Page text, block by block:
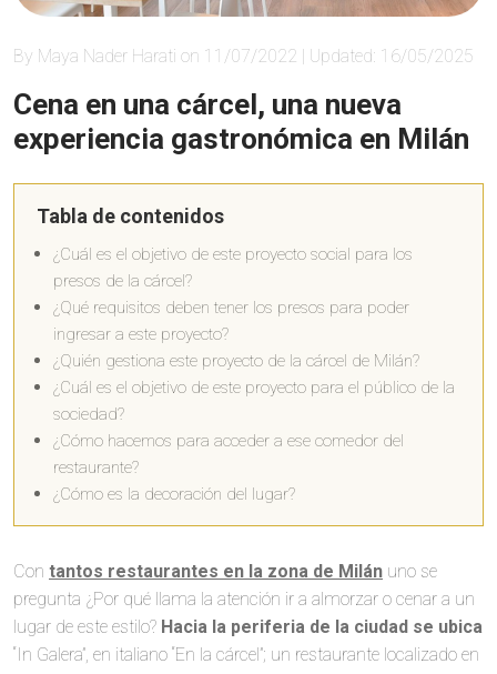
By Maya Nader Harati on 11/07/2022 | Updated: 16/05/2025
Cena en una cárcel, una nueva
experiencia gastronómica en Milán
Tabla de contenidos
¿Cuál es el objetivo de este proyecto social para los
presos de la cárcel?
¿Qué requisitos deben tener los presos para poder
ingresar a este proyecto?
¿Quién gestiona este proyecto de la cárcel de Milán?
¿Cuál es el objetivo de este proyecto para el público de la
sociedad?
¿Cómo hacemos para acceder a ese comedor del
restaurante?
¿Cómo es la decoración del lugar?
Con tantos restaurantes en la zona de Milán uno se
pregunta ¿Por qué llama la atención ir a almorzar o cenar a un
lugar de este estilo? Hacia la periferia de la ciudad se ubica
“In Galera”, en italiano “En la cárcel”; un restaurante localizado en